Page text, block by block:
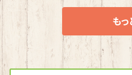
もっ